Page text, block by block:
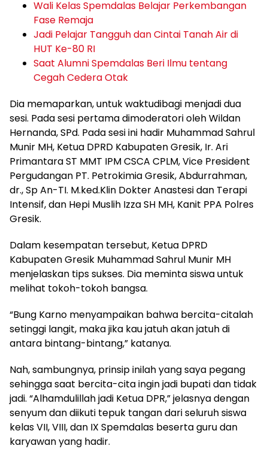
Wali Kelas Spemdalas Belajar Perkembangan
Fase Remaja
Jadi Pelajar Tangguh dan Cintai Tanah Air di
HUT Ke-80 RI
Saat Alumni Spemdalas Beri Ilmu tentang
Cegah Cedera Otak
Dia memaparkan, untuk waktudibagi menjadi dua
sesi. Pada sesi pertama dimoderatori oleh Wildan
Hernanda, SPd. Pada sesi ini hadir Muhammad Sahrul
Munir MH, Ketua DPRD Kabupaten Gresik, Ir. Ari
Primantara ST MMT IPM CSCA CPLM, Vice President
Pergudangan PT. Petrokimia Gresik, Abdurrahman,
dr., Sp An-TI. M.ked.Klin Dokter Anastesi dan Terapi
Intensif, dan Hepi Muslih Izza SH MH, Kanit PPA Polres
Gresik.
Dalam kesempatan tersebut, Ketua DPRD
Kabupaten Gresik Muhammad Sahrul Munir MH
menjelaskan tips sukses. Dia meminta siswa untuk
melihat tokoh-tokoh bangsa.
“Bung Karno menyampaikan bahwa bercita-citalah
setinggi langit, maka jika kau jatuh akan jatuh di
antara bintang-bintang,” katanya.
Nah, sambungnya, prinsip inilah yang saya pegang
sehingga saat bercita-cita ingin jadi bupati dan tidak
jadi. “Alhamdulillah jadi Ketua DPR,” jelasnya dengan
senyum dan diikuti tepuk tangan dari seluruh siswa
kelas VII, VIII, dan IX Spemdalas beserta guru dan
karyawan yang hadir.